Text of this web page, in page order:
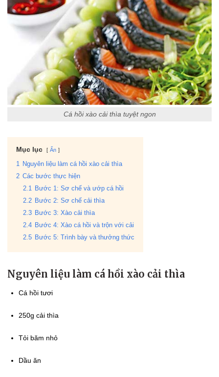
Cá hồi xào cải thìa tuyệt ngon
Mục lục Ẩn
1 Nguyên liệu làm cá hồi xào cải thìa
2 Các bước thực hiện
2.1 Bước 1: Sơ chế và ướp cá hồi
2.2 Bước 2: Sơ chế cải thìa
2.3 Bước 3: Xào cải thìa
2.4 Bước 4: Xào cá hồi và trộn với cải
2.5 Bước 5: Trình bày và thưởng thức
Nguyên liệu làm cá hồi xào cải thìa
Cá hồi tươi
250g cải thìa
Tỏi băm nhỏ
Dầu ăn